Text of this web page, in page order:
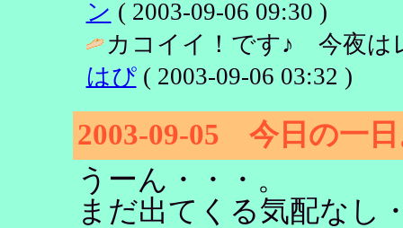
ン ( 2003-09-06 09:30 )
カコイイ！です♪ 今夜は
はぴ( 2003-09-06 03:32 )
2003-09-05 今日の一
うーん・・・。
まだ出てくる気配なし